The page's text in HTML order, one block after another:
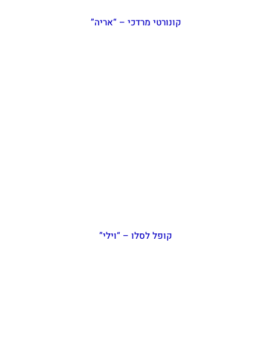
קונורטי מרדכי – “אריה”
קופל לסלו – “וילי”